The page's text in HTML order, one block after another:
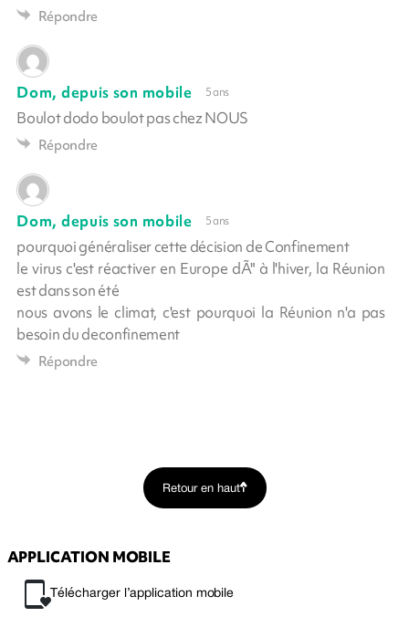
Répondre
Dom, depuis son mobile 5 ans
Boulot dodo boulot pas chez NOUS
Répondre
Dom, depuis son mobile 5 ans
pourquoi généraliser cette décision de Confinement
le virus c'est réactiver en Europe dÃ" à l'hiver, la Réunion
est dans son été
nous avons le climat, c'est pourquoi la Réunion n'a pas
besoin du deconfinement
Répondre
Retour en haut
APPLICATION MOBILE
Télécharger l’application mobile